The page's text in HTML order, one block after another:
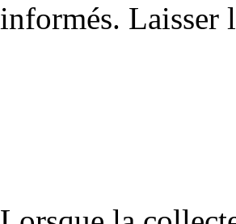
informés. Laisser